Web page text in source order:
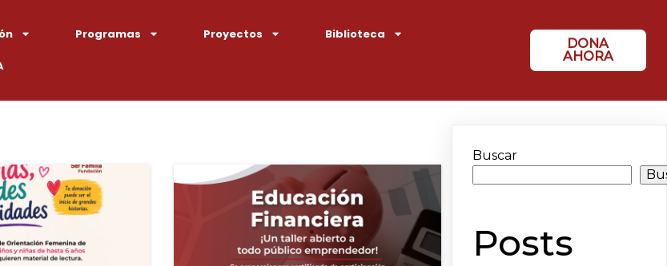
Programas Proyectos Biblioteca
DONA
AHORA
Buscar
Posts